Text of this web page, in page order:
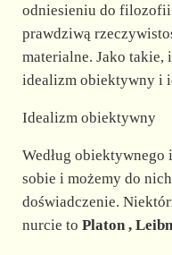
odniesieniu do filozofii
prawdziwą
materialne. Jako
idealizm obiektywny i
Idealizm obiektywny
Według obiektywnego
sobie i możemy do
doświadczenie.
nurcie to Platon ,